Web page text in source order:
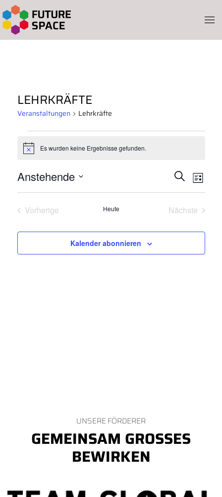
Skip to main content
LEHRKRÄFTE
Veranstaltungen Lehrkräfte
VERANSTALTUNGEN
HinweisEs wurden keine Ergebnisse gefunden.
SUCHE
ANSICHTEN,
SucheListe
Anstehende
Datum
Vorherige
Heute
Nächste
Kalender abonnieren
UNSERE FÖRDERER
GEMEINSAM GROSSES B
EWIRKEN